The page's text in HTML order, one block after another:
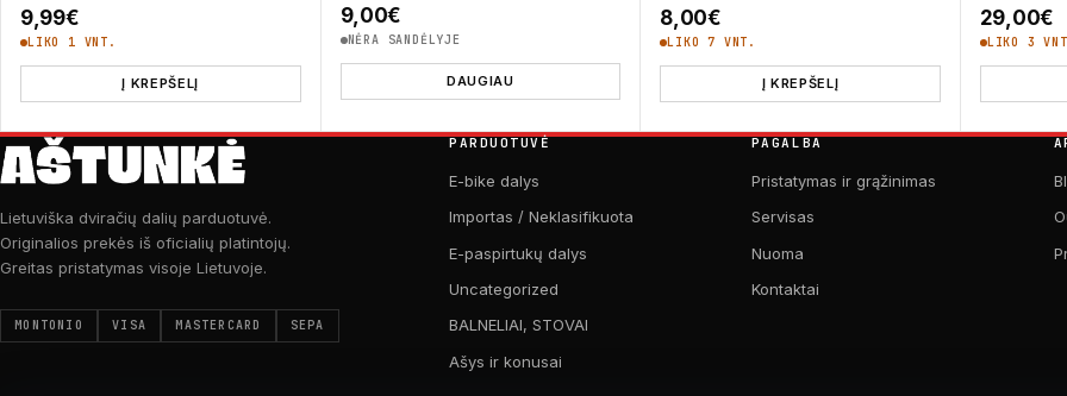
9,99€
LIKO 1 VNT.
Į KREPŠELĮ
9,00€
NĖRA SANDĖLYJE
DAUGIAU
8,00€
LIKO 7 VNT.
Į KREPŠELĮ
29,00€
LIKO 3
Lietuviška dviračių dalių parduotuvė.
Originalios prekės iš oficialių platintojų.
Greitas pristatymas visoje Lietuvoje.
MONTONIO VISA MASTERCARD SEPA
PARDUOTUVĖ
E-bike dalys
Importas / Neklasifikuota
E-paspirtukų dalys
Uncategorized
BALNELIAI, STOVAI
Ašys ir konusai
PAGALBA
Pristatymas ir grąžinimas
Servisas
Nuoma
Kontaktai